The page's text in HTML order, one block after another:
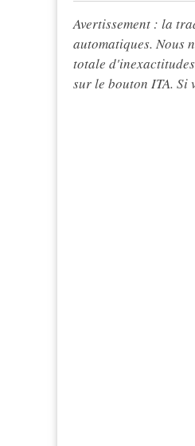
Avertissement : la
automatiques. Nous
totale
sur le bouton ITA. Si